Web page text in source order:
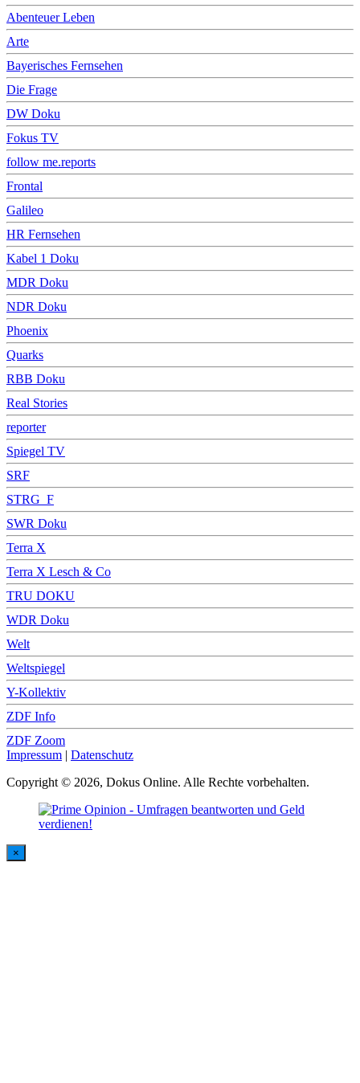
Abenteuer Leben
Arte
Bayerisches Fernsehen
Die Frage
DW Doku
Fokus TV
follow me.reports
Frontal
Galileo
HR Fernsehen
Kabel 1 Doku
MDR Doku
NDR Doku
Phoenix
Quarks
RBB Doku
Real Stories
reporter
Spiegel TV
SRF
STRG_F
SWR Doku
Terra X
Terra X Lesch & Co
TRU DOKU
WDR Doku
Welt
Weltspiegel
Y-Kollektiv
ZDF Info
ZDF Zoom
Impressum | Datenschutz
Copyright © 2026, Dokus Online. Alle Rechte vorbehalten.
×